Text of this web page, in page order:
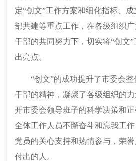
定“创文”工作方案和细化指标、
部共建等重点工作，在各级组织
干部的共同努力下，切实将“创文
出亮点。
“创文”的成功提升了市委会
干部的精神，凝聚了各级组织的
开市委会领导班子的科学决策和
全体工作人员不懈奋斗和忘我工
党员的关心支持和热情参与，荣
付出的人。